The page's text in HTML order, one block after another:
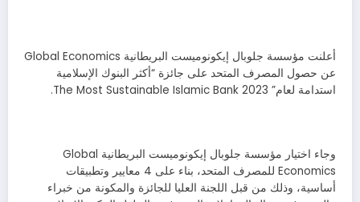
أعلنت مؤسسة جلوبال إيكونوميست البريطانية Global Economics
عن حصول المصرف المتحد على جائزة “أكثر البنوك الإسلامية
استدامة لعام” 2023 The Most Sustainable Islamic Bank.
وجاء اختيار مؤسسة جلوبال إيكونوميست البريطانية Global
Economics للمصرف المتحد، بناء على 4 معايير وتطبيقات
أساسية، وذلك من قبل اللجنة العليا للجائزة والمكونة من خبراء